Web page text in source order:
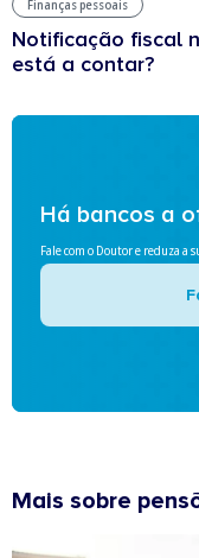
Finanças pessoais
Notificação fiscal
está a contar?
Há bancos a
Fale com o Doutor e reduza a
Mais sobre